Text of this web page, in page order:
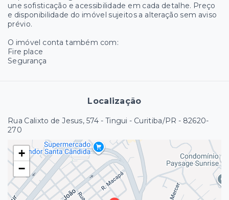
une sofisticação e acessibilidade em cada detalhe. Preço
e disponibilidade do imóvel sujeitos a alteração sem aviso
prévio.
O imóvel conta também com:
Fire place
Segurança
Localização
Rua Calixto de Jesus, 574 - Tingui - Curitiba/PR - 82620-
270
+
−